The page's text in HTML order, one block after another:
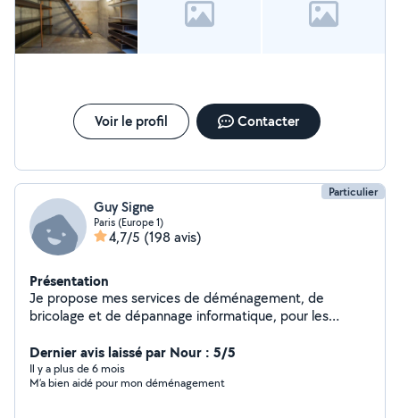
Voir le profil Contacter
Particulier
Guy Signe
Paris (Europe 1)
4,7/5 (198 avis)
Présentation
Je propose mes services de déménagement, de
bricolage et de dépannage informatique, pour les
déplacer pour des déménagements partout en France.
Fort de mon expérience et de mon savoir-faire, je
m'engage à offrir un service de qualité, rapide et sans
Dernier avis laissé par Nour : 5/5
Il y a plus de 6 mois
M’a bien aidé pour mon déménagement